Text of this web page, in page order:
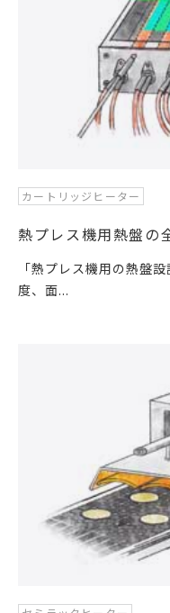
カートリッジヒーター
熱プレス機用熱盤の
「熱プレス機用の熱盤
度、面...